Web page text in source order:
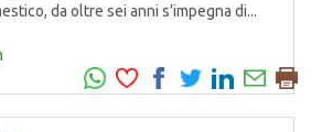
da oltre sei anni s’impegna di...